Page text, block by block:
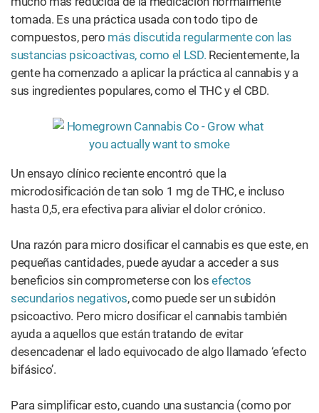
tomada. Es una práctica usada con todo tipo de
compuestos, pero más discutida regularmente con las
sustancias psicoactivas, como el LSD. Recientemente, la
gente ha comenzado a aplicar la práctica al cannabis y a
sus ingredientes populares, como el THC y el CBD.
Un ensayo clínico reciente encontró que la
microdosificación de tan solo 1 mg de THC, e incluso
hasta 0,5, era efectiva para aliviar el dolor crónico.
Una razón para micro dosificar el cannabis es que este, en
pequeñas cantidades, puede ayudar a acceder a sus
beneficios sin comprometerse con losefectos
secundarios negativos, como puede ser un subidón
psicoactivo. Pero micro dosificar el cannabis también
ayuda a aquellos que están tratando de evitar
desencadenar el lado equivocado de algo llamado ‘efecto
bifásico’.
Para simplificar esto, cuando una sustancia (como por